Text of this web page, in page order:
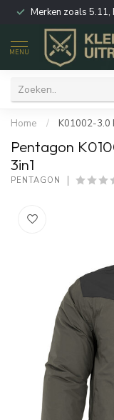
Merken zoals 5.11,
MENU
Home / K01002-3.0
Pentagon
3in1
PENTAGON